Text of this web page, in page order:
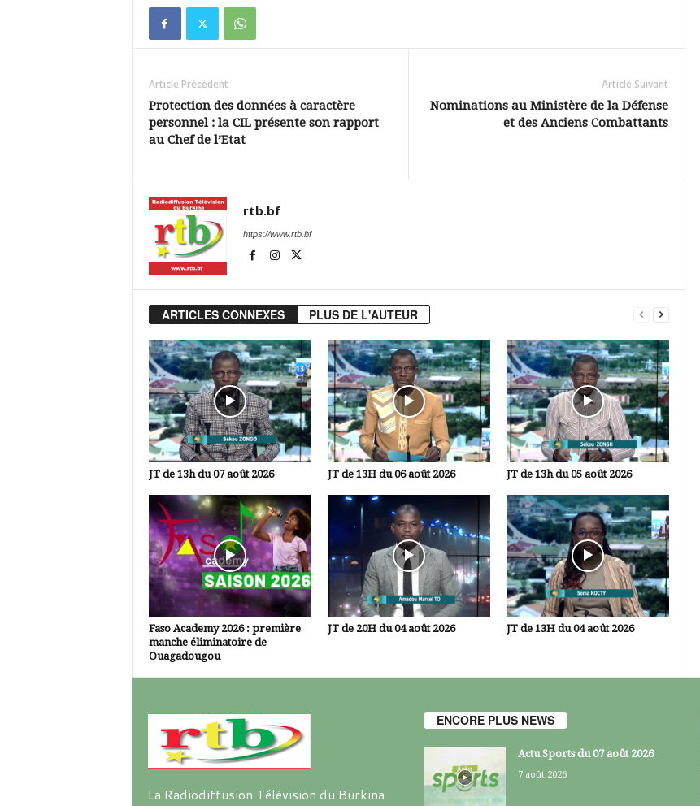
Article Précédent
Protection des données à caractère
personnel : la CIL présente son rapport
au Chef de l’Etat
Article Suivant
Nominations au Ministère de la Défense
et des Anciens Combattants
rtb.bf
https://www.rtb.bf
ARTICLES CONNEXES PLUS DE L'AUTEUR
JT de 13h du 07 août 2026 JT de 13H du 06 août 2026 JT de 13h du 05 août 2026
Faso Academy 2026 : première
manche éliminatoire de
Ouagadougou
JT de 20H du 04 août 2026 JT de 13H du 04 août 2026
La Radiodiffusion Télévision du Burkina
ENCORE PLUS NEWS
Actu Sports du 07 août 2026
7 août 2026